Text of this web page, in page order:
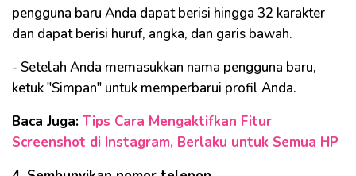
pengguna baru Anda dapat berisi hingga 32 karakter
dan dapat berisi huruf, angka, dan garis bawah.
- Setelah Anda memasukkan nama pengguna baru,
ketuk "Simpan" untuk memperbarui profil Anda.
Baca Juga: Tips Cara Mengaktifkan Fitur
Screenshot di Instagram, Berlaku untuk Semua HP